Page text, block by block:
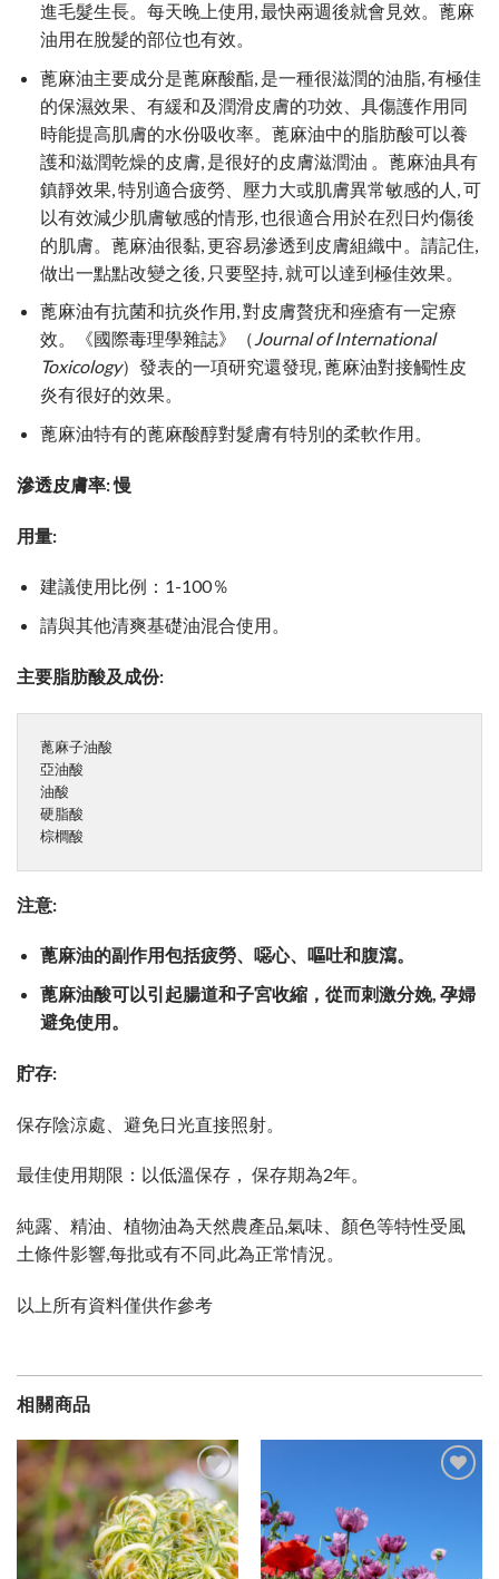
進毛髮生長。每天晚上使用, 最快兩週後就會見效。蓖麻
油用在脫髮的部位也有效。
蓖麻油主要成分是蓖麻酸酯, 是一種很滋潤的油脂, 有極佳
的保濕效果、有緩和及潤滑皮膚的功效、具傷護作用同
時能提高肌膚的水份吸收率。蓖麻油中的脂肪酸可以養
護和滋潤乾燥的皮膚, 是很好的皮膚滋潤油 。蓖麻油具有
鎮靜效果, 特別適合疲勞、壓力大或肌膚異常敏感的人, 可
以有效減少肌膚敏感的情形, 也很適合用於在烈日灼傷後
的肌膚。蓖麻油很黏, 更容易滲透到皮膚組織中。請記住,
做出一點點改變之後, 只要堅持, 就可以達到極佳效果。
蓖麻油有抗菌和抗炎作用, 對皮膚贅疣和痤瘡有一定療
效。《國際毒理學雜誌》（Journal of International
Toxicology）發表的一項研究還發現, 蓖麻油對接觸性皮
炎有很好的效果。
蓖麻油特有的蓖麻酸醇對髮膚有特別的柔軟作用。
滲透皮膚率: 慢
用量:
建議使用比例：1-100％
請與其他清爽基礎油混合使用。
主要脂肪酸及成份:
蓖麻子油酸
亞油酸
油酸
硬脂酸
棕櫚酸
注意:
蓖麻油的副作用包括疲勞、噁心、嘔吐和腹瀉。
蓖麻油酸可以引起腸道和子宮收縮，從而刺激分娩, 孕婦
避免使用。
貯存:
保存陰涼處、避免日光直接照射。
最佳使用期限：以低溫保存， 保存期為2年。
純露、精油、植物油為天然農產品,氣味、顏色等特性受風
土條件影響,每批或有不同,此為正常情況。
以上所有資料僅供作參考
相關商品
加入
願望
清單